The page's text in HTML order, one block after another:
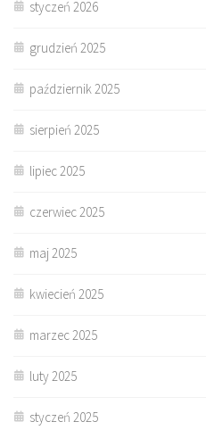
styczeń 2026
grudzień 2025
październik 2025
sierpień 2025
lipiec 2025
czerwiec 2025
maj 2025
kwiecień 2025
marzec 2025
luty 2025
styczeń 2025